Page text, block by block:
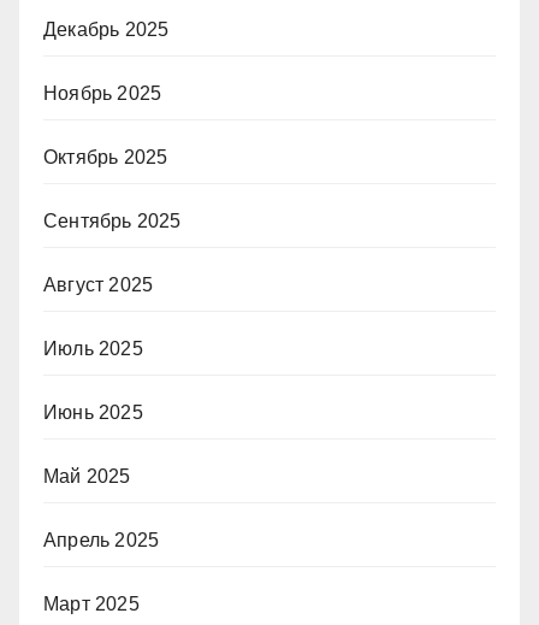
Декабрь 2025
Ноябрь 2025
Октябрь 2025
Сентябрь 2025
Август 2025
Июль 2025
Июнь 2025
Май 2025
Апрель 2025
Март 2025